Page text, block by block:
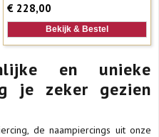
€ 228,00
Bekijk & Bestel
en unieke
je zeker gezien
de naampiercings uit onze